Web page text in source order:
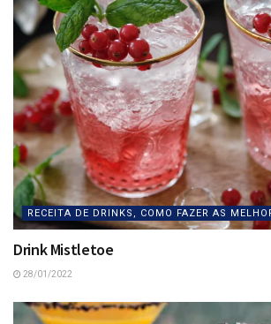
RECEITA DE DRINKS, COMO FAZER AS
Drink Mistletoe
28/01/2022